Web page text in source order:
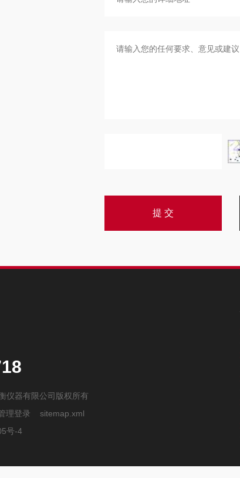
仪器有限公司版权所有
理登录
sitemap.xml
号-4